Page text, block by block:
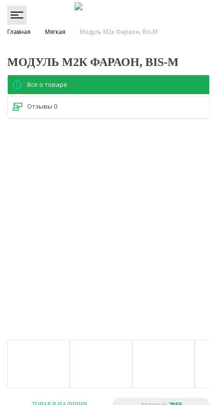
Главная Мягкая Модуль М2к Фараон, Bis-M
МОДУЛЬ М2К ФАРАОН, BIS-M
Все о товаре
Отзывы 0